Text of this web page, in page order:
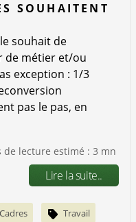
SOUHAITENT
souhait de
de métier et/ou
exception : 1/3
pas le pas, en
de lecture estimé : 3 mn
Lire la suite..
Cadres Travail